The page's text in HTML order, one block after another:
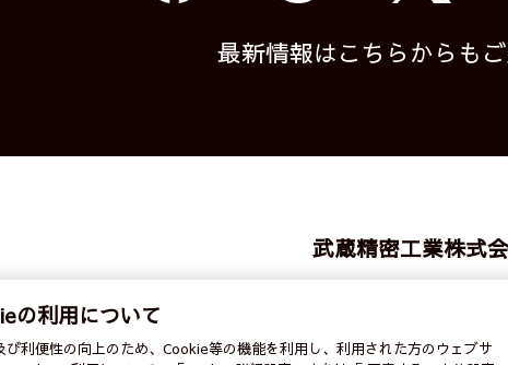
最新情報はこちらからも
武蔵精密工業株式
English ご利用案内
の利用について
利便性の向上のため、Cookie等の機能を利用し、利用された方のウェブサ